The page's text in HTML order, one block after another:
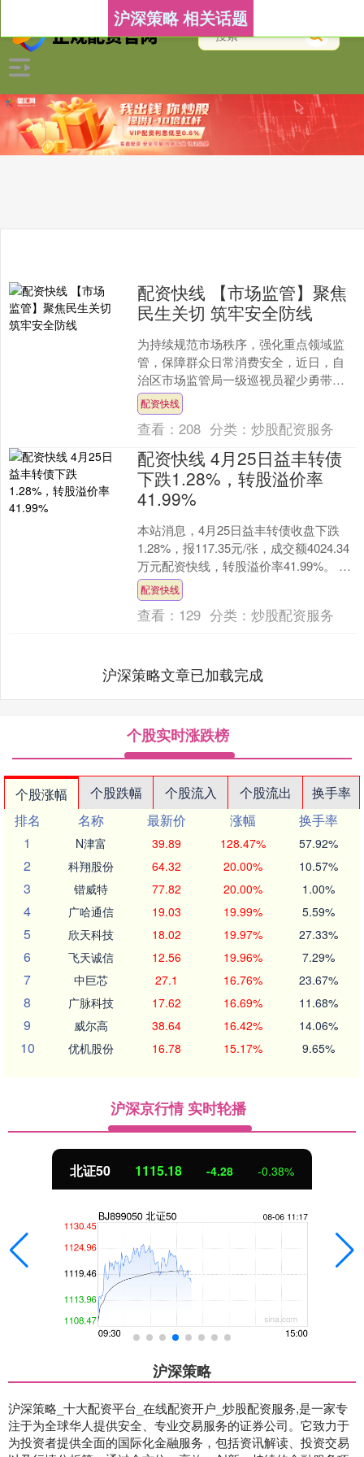
沪深策略 相关话题
配资快线 【市场监管】聚焦
民生关切 筑牢安全防线
为持续规范市场秩序，强化重点领域监
管，保障群众日常消费安全，近日，自
治区市场监管局一级巡视员翟少勇带队
赴阿勒泰地区阿勒泰市、布尔津县、富
蕴县开展市场检查工作。 ....
配资快线
查看：208 分类：炒股配资服务
配资快线 4月25日益丰转债
下跌1.28%，转股溢价率
41.99%
本站消息，4月25日益丰转债收盘下跌
1.28%，报117.35元/张，成交额4024.34
万元配资快线，转股溢价率41.99%。 资
料显示，益丰转债信用级别为“....
配资快线
查看： 129 分类：炒股配资服务
沪深策略文章已加载完成
个股实时涨跌榜
个股涨幅 个股跌幅 个股流入 个股流出
换手率
排名
名称 最新价 涨幅
换手率
1
N津富 39.89 128.47% 57.92%
2 科翔股份 64.32 20.00% 10.57%
3 锴威特 77.82 20.00% 1.00%
4 广哈通信 19.03 19.99% 5.59%
5 欣天科技 18.02 19.97% 27.33%
6 飞天诚信 12.56 19.96% 7.29%
7 中巨芯 27.1 16.76% 23.67%
8 广脉科技 17.62 16.69% 11.68%
9 威尔高 38.64 16.42% 14.06%
10 优机股份 16.78 15.17% 9.65%
沪深京行情 实时轮播
北证50 1115.16 -4.30 -0.38%
沪深策略
沪深策略_十大配资平台_在线配资开户_炒股配资服务,是一家专
注于为全球华人提供安全、专业交易服务的证券公司。它致力于
为投资者提供全面的国际化金融服务，包括资讯解读、投资交易